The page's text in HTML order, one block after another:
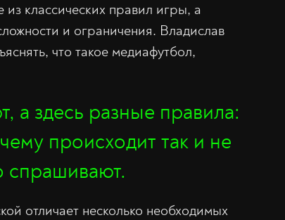
классических правил игры, а
и ограничения. Владислав
что такое медиафутбол,
а здесь разные правила:
происходит так и не
спрашивают.
отличает несколько необходимых